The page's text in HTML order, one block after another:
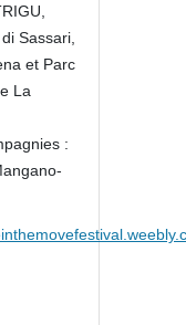
Sassari,
et Parc
La
: